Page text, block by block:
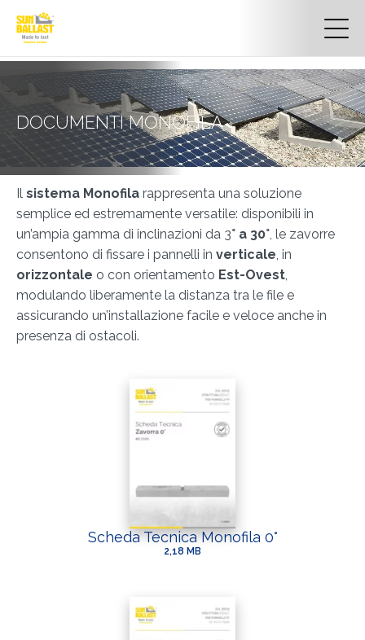
DOCUMENTI MONOFILA
Il sistema Monofila rappresenta una soluzione
semplice ed estremamente versatile: disponibili in
un’ampia gamma di inclinazioni da 3° a 30°, le zavorre
consentono di fissare i pannelli in verticale, in
orizzontale o con orientamento Est-Ovest,
modulando liberamente la distanza tra le file e
assicurando un’installazione facile e veloce anche in
presenza di ostacoli.
Scheda Tecnica Monofila 0°
2,18 MB